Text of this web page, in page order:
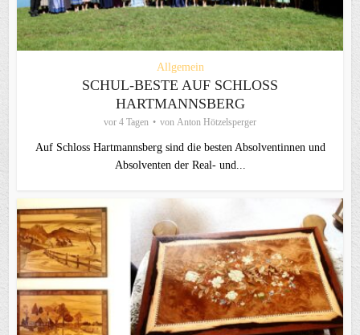
Allgemein
SCHUL-BESTE AUF SCHLOSS
HARTMANNSBERG
vor 4 Tagen von Anton Hötzelsperger
Auf Schloss Hartmannsberg sind die besten Absolventinnen und
Absolventen der Real- und...